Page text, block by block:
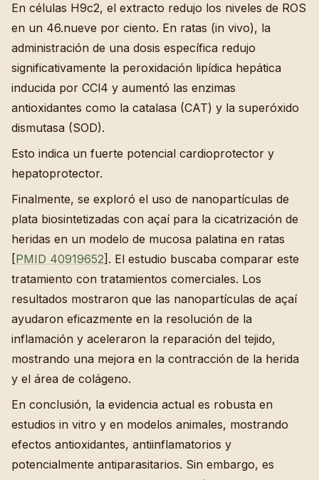
En células H9c2, el extracto redujo los niveles de ROS
en un 46.nueve por ciento. En ratas (in vivo), la
administración de una dosis específica redujo
significativamente la peroxidación lipídica hepática
inducida por CCl4 y aumentó las enzimas
antioxidantes como la catalasa (CAT) y la superóxido
dismutasa (SOD).
Esto indica un fuerte potencial cardioprotector y
hepatoprotector.
Finalmente, se exploró el uso de nanopartículas de
plata biosintetizadas con açaí para la cicatrización de
heridas en un modelo de mucosa palatina en ratas
[PMID 40919652]. El estudio buscaba comparar este
tratamiento con tratamientos comerciales. Los
resultados mostraron que las nanopartículas de açaí
ayudaron eficazmente en la resolución de la
inflamación y aceleraron la reparación del tejido,
mostrando una mejora en la contracción de la herida
y el área de colágeno.
En conclusión, la evidencia actual es robusta en
estudios in vitro y en modelos animales, mostrando
efectos antioxidantes, antiinflamatorios y
potencialmente antiparasitarios. Sin embargo, es